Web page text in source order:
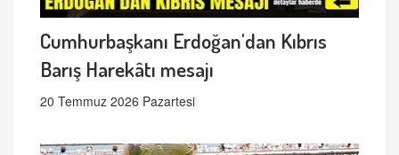
Cumhurbaşkanı Erdoğan'dan Kıbrıs
Barış Harekâtı mesajı
20 Temmuz 2026 Pazartesi